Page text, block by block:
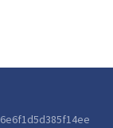
6e6f1d5d385f14ee